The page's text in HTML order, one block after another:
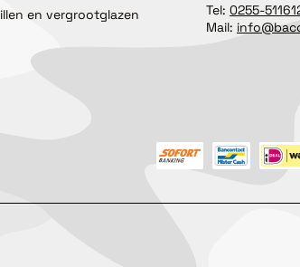
en vergrootglazen
Tel: 0255-
Mail: